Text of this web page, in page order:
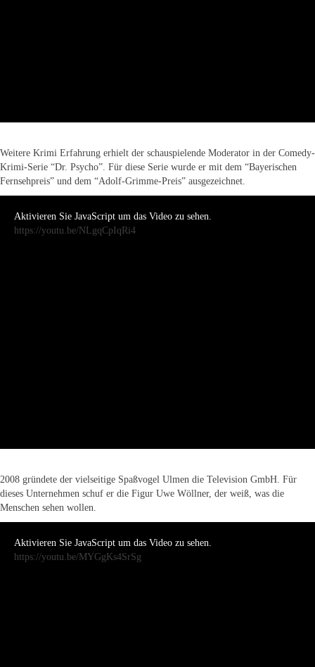
Weitere Krimi Erfahrung erhielt der schauspielende Moderator in der Comedy-
Krimi-Serie “Dr. Psycho”. Für diese Serie wurde er mit dem “Bayerischen
Fernsehpreis” und dem “Adolf-Grimme-Preis” ausgezeichnet.
Aktivieren Sie JavaScript um das Video zu sehen.
https://youtu.be/NLgqCpIqRi4
2008 gründete der vielseitige Spaßvogel Ulmen die Television GmbH. Für
dieses Unternehmen schuf er die Figur Uwe Wöllner, der weiß, was die
Menschen sehen wollen.
Aktivieren Sie JavaScript um das Video zu sehen.
https://youtu.be/MYGgKs4SrSg